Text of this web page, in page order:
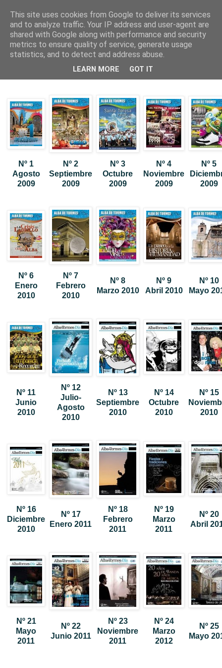
Alba de Tormes al Día
Nº 1
Agosto
2009
Nº 2
Septiembre
2009
Nº 3
Octubre
2009
Nº 4
Noviembre
2009
Nº 5
2009
Nº 6
Enero
2010
Nº 7
Febrero
2010
Nº 8
Marzo 2010
Nº 9
Abril 2010
Nº 10
Mayo
Nº 11
Junio
2010
Nº 12
Julio-
Agosto
2010
Nº 13
Septiembre
2010
Nº 14
Octubre
2010
Nº 15
2010
Nº 16
Diciembre
2010
Nº 17
Enero 2011
Nº 18
Febrero
2011
Nº 19
Marzo
2011
Nº 20
Abril
Nº 21
Mayo
2011
Nº 22
Junio 2011
Nº 23
Noviembre
2011
Nº 24
Marzo
2012
Nº 25
Mayo
This site uses cookies from Google to deliver its services
and to analyze traffic. Your IP address and user-agent are
shared with Google along with performance and security
metrics to ensure quality of service, generate usage
statistics, and to detect and address abuse.
LEARN MORE GOT IT